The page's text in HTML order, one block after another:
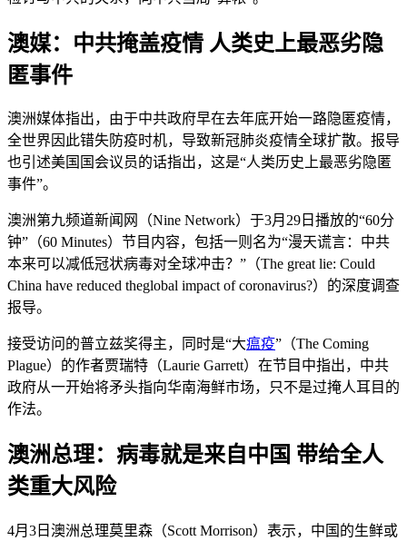
澳媒：中共掩盖疫情 人类史上最恶劣隐
匿事件
澳洲媒体指出，由于中共政府早在去年底开始一路隐匿疫情，
全世界因此错失防疫时机，导致新冠肺炎疫情全球扩散。报导
也引述美国国会议员的话指出，这是“人类历史上最恶劣隐匿
事件”。
澳洲第九频道新闻网（Nine Network）于3月29日播放的“60分
钟”（60 Minutes）节目内容，包括一则名为“漫天谎言：中共
本来可以减低冠状病毒对全球冲击？”（The great lie: Could
China have reduced theglobal impact of coronavirus?）的深度调查
报导。
接受访问的普立兹奖得主，同时是“大瘟疫”（The Coming
Plague）的作者贾瑞特（Laurie Garrett）在节目中指出，中共
政府从一开始将矛头指向华南海鲜市场，只不是过掩人耳目的
作法。
澳洲总理：病毒就是来自中国 带给全人
类重大风险
4月3日澳洲总理莫里森（Scott Morrison）表示，中国的生鲜或